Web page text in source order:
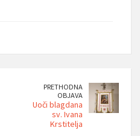
PRETHODNA
OBJAVA
Uoči blagdana
sv. Ivana
Krstitelja